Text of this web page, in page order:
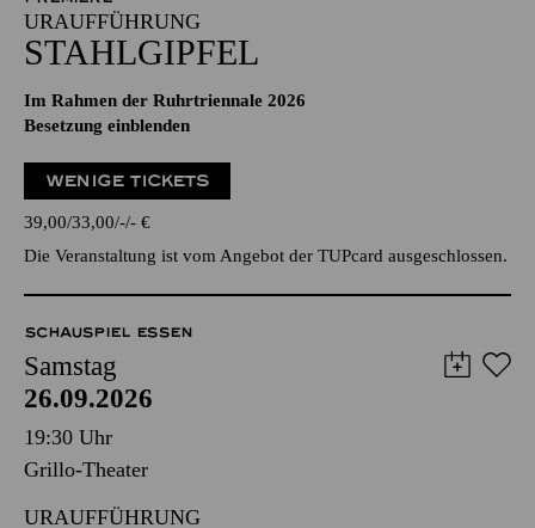
URAUFFÜHRUNG
STAHLGIPFEL
Im Rahmen der Ruhrtriennale 2026
Besetzung einblenden
WENIGE TICKETS
39,00 33,00 - - €
Die Veranstaltung ist vom Angebot der TUPcard ausgeschlossen.
SCHAUSPIEL ESSEN
Samstag
26.09.2026
19:30 Uhr
Grillo-Theater
URAUFFÜHRUNG